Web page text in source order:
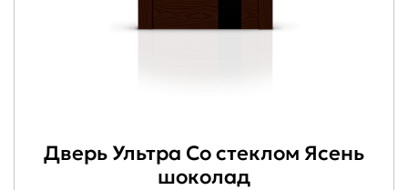
Дверь Ультра Со стеклом Ясень
шоколад